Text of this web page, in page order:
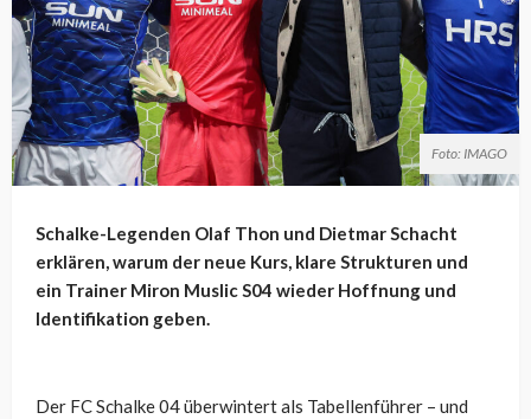
Foto: IMAGO
Schalke-Legenden Olaf Thon und Dietmar Schacht
erklären, warum der neue Kurs, klare Strukturen und
ein Trainer Miron Muslic S04 wieder Hoffnung und
Identifikation geben.
Der FC Schalke 04 überwintert als Tabellenführer – und